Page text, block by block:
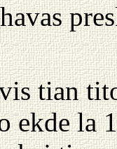
tian
ekde la